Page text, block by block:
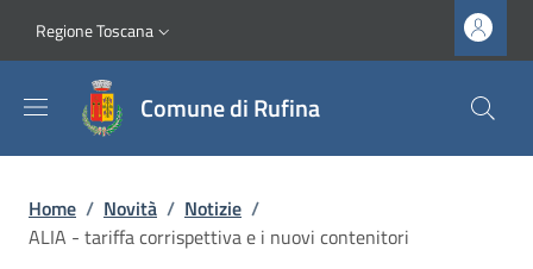
Slim top
Regione Toscana
Comune di Rufina
Briciole di pane
Home / Novità / Notizie /
ALIA - tariffa corrispettiva e i nuovi contenitori